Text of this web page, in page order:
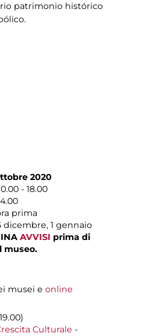
patrimonio histórico
2020
- 18.00
prima
dicembre, 1 gennaio
AVVISI prima di
museo.
musei e online
Culturale -